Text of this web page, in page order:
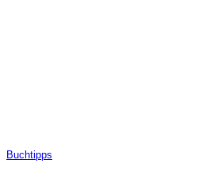
Buchtipps